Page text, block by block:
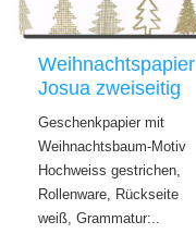
Weihnachtspapier
Josua zweiseitig
Geschenkpapier mit
Weihnachtsbaum-Motiv
Hochweiss gestrichen,
Rollenware, Rückseite
weiß, Grammatur:..